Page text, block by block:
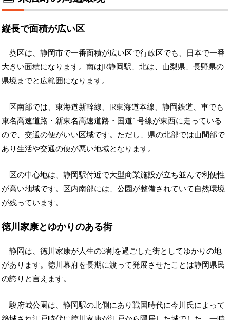
縦長で面積が広い区
葵区は、静岡市で一番面積が広い区で行政区でも、日本で一番
大きい面積になります。南はJR静岡駅、北は、山梨県、長野県の
県境までと広範囲になります。
区南部では、東海道新幹線、JR東海道本線、静岡鉄道、車でも
東名高速道路・新東名高速道路・国道1号線が東西に走っている
ので、交通の便がいい区域です。ただし、県の北部では山間部で
あり生活や交通の便が悪い地域となります。
区の中心地は、静岡駅付近で大型商業施設が立ち並んで利便性
が高い地域です。区内南部には、公園が整備されていて自然環境
が残っています。
徳川家康とゆかりのある街
静岡は、徳川家康が人生の3割を過ごした街としてゆかりの地
があります。徳川幕府を長期に渡って発展させたことは静岡県民
の誇りと言えます。
駿府城公園は、静岡駅の北側にあり戦国時代に今川氏によって